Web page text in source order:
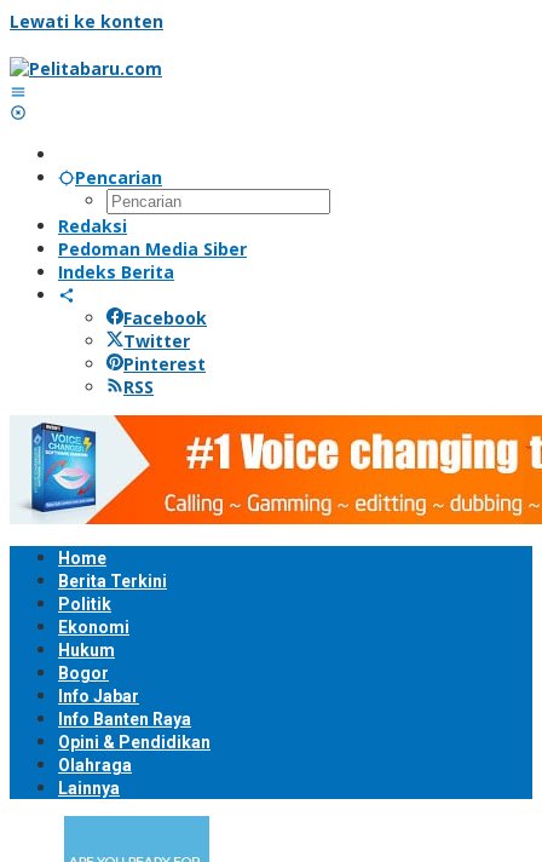
Lewati ke konten
Pencarian
Redaksi
Pedoman Media Siber
Indeks Berita
Facebook
Twitter
Pinterest
RSS
Home
Berita Terkini
Politik
Ekonomi
Hukum
Bogor
Info Jabar
Info Banten Raya
Opini & Pendidikan
Olahraga
Lainnya